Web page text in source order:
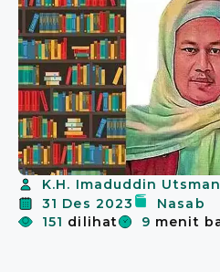
K.H. Imaduddin
31 Des 2023
Nasab
151 dilihat 9 menit